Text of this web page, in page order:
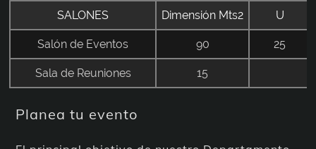
SALONES Dimensión Mts2 U
Salón de Eventos 90 25
Sala de Reuniones 15
Planea tu evento